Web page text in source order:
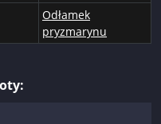
Odłamek
pryzmarynu